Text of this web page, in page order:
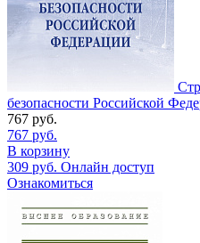
безопасности Российской
767 руб.
767 руб.
В корзину
309 руб. Онлайн доступ
Ознакомиться